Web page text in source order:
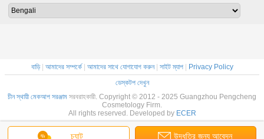
চ্যাট উদ্ধৃতির জন্য আবেদন
বাড়ি| আমাদের সম্পর্কে| আমাদের সাথে যোগাযোগ করুন| সাইট ম্যাপ|
Privacy Policy
ডেস্কটপ দেখুন
চীন স্থায়ী মেকআপ সরঞ্জাম সরবরাহকারী. Copyright © 2012 - 2025 Guangzhou Pengcheng
Cosmetology Firm.
All rights reserved. Developed by ECER